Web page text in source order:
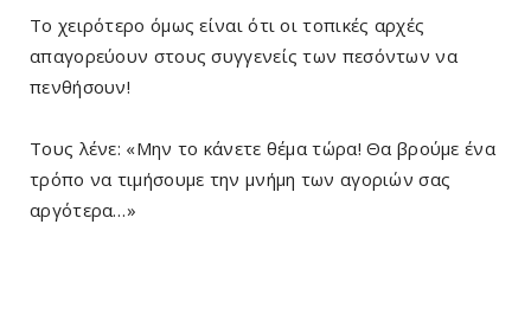
Το χειρότερο όμως είναι ότι οι τοπικές αρχές
απαγορεύουν στους συγγενείς των πεσόντων να
πενθήσουν!
Τους λένε: «Μην το κάνετε θέμα τώρα! Θα βρούμε ένα
τρόπο να τιμήσουμε την μνήμη των αγοριών σας
αργότερα…»